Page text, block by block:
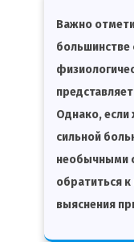
Важно
большинстве
Однако, если
сильной
необычными
обратиться к
выяснения